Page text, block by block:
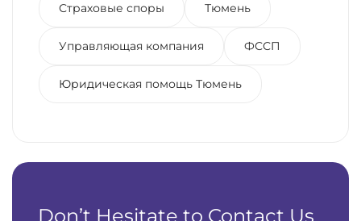
Страховые споры Тюмень
Управляющая компания ФССП
Юридическая помощь Тюмень
Don’t Hesitate to Contact Us